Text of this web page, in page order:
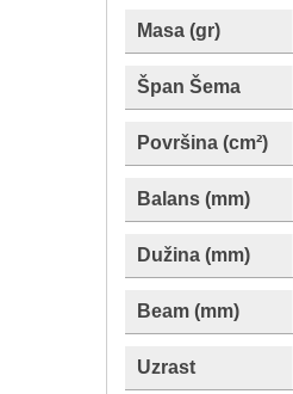
Masa (gr)
Špan Šema
Površina (cm²)
Balans (mm)
Dužina (mm)
Beam (mm)
Uzrast